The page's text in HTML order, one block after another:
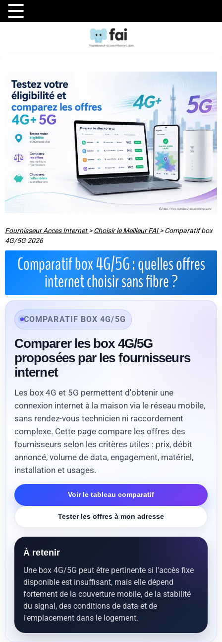
Fournisseur Acces Internet >Choisir le Meilleur FAI >Comparatif box
4G/5G 2026
Comparatif box 4G/5G : quelles offres
internet choisir sans fibre ?
COMPARATIF BOX 4G/5G
Comparer les box 4G/5G
proposées par les fournisseurs
internet
Les box 4G et 5G permettent d'obtenir une
connexion internet à la maison via le réseau mobile,
sans rendez-vous technicien ni raccordement
complexe. Cette page compare les offres des
fournisseurs selon les critères utiles : prix, débit
annoncé, volume de data, engagement, matériel,
installation et usages.
Voir le tableau comparatif
Tester les offres à mon adresse
À retenir
Une box 4G/5G peut être pertinente si l'accès fixe
disponible est insuffisant, mais elle dépend
fortement de la couverture mobile, de la stabilité
du signal, des conditions de data et de
l'emplacement dans le logement.